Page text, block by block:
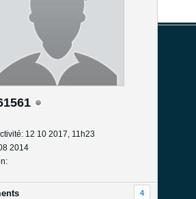
12 10 2017, 11h23
2014
4